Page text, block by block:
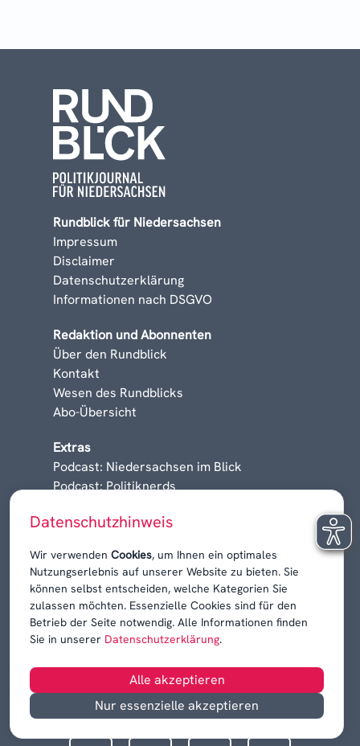
Datenschutzhinweis
Wir verwenden Cookies, um Ihnen ein optimales
Nutzungserlebnis auf unserer Website zu bieten. Sie
können selbst entscheiden, welche Kategorien Sie
zulassen möchten. Essenzielle Cookies sind für den
Betrieb der Seite notwendig. Alle Informationen finden
Sie in unserer Datenschutzerklärung.
Alle akzeptieren
Nur essenzielle akzeptieren
Rundblick für Niedersachsen
Impressum
Disclaimer
Datenschutzerklärung
Informationen nach DSGVO
Redaktion und Abonnenten
Über den Rundblick
Kontakt
Wesen des Rundblicks
Abo-Übersicht
Extras
Podcast: Niedersachsen im Blick
Podcast: Politiknerds
Karrieren, Krisen & Kontroversen